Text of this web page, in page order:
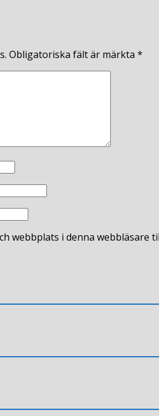
Obligatoriska fält är märkta *
webbplats i denna webbläsare